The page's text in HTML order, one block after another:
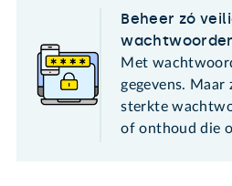
Beheer zó
Met
gegevens.
sterkte
of onthoud die